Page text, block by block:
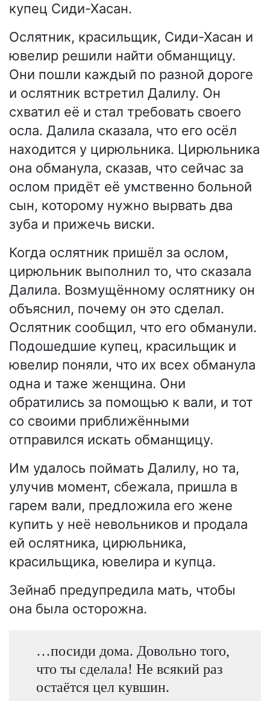
купец Сиди-Хасан.
Ослятник, красильщик, Сиди-Хасан и
ювелир решили найти обманщицу.
Они пошли каждый по разной дороге
и ослятник встретил Далилу. Он
схватил её и стал требовать своего
осла. Далила сказала, что его осёл
находится у цирюльника. Цирюльника
она обманула, сказав, что сейчас за
ослом придёт её умственно больной
сын, которому нужно вырвать два
зуба и прижечь виски.
Когда ослятник пришёл за ослом,
цирюльник выполнил то, что сказала
Далила. Возмущённому ослятнику он
объяснил, почему он это сделал.
Ослятник сообщил, что его обманули.
Подошедшие купец, красильщик и
ювелир поняли, что их всех обманула
одна и таже женщина. Они
обратились за помощью к вали, и тот
со своими приближёнными
отправился искать обманщицу.
Им удалось поймать Далилу, но та,
улучив момент, сбежала, пришла в
гарем вали, предложила его жене
купить у неё невольников и продала
ей ослятника, цирюльника,
красильщика, ювелира и купца.
Зейнаб предупредила мать, чтобы
она была осторожна.
…посиди дома. Довольно того,
что ты сделала! Не всякий раз
остаётся цел кувшин.